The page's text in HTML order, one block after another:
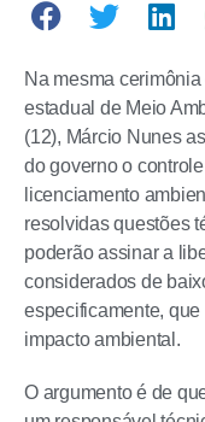
Na mesma
estadual de Meio
(12), Márcio Nunes
do governo o
licenciamento
resolvidas questões
poderão assinar a
considerados de
especificamente,
impacto ambiental.
O argumento é de